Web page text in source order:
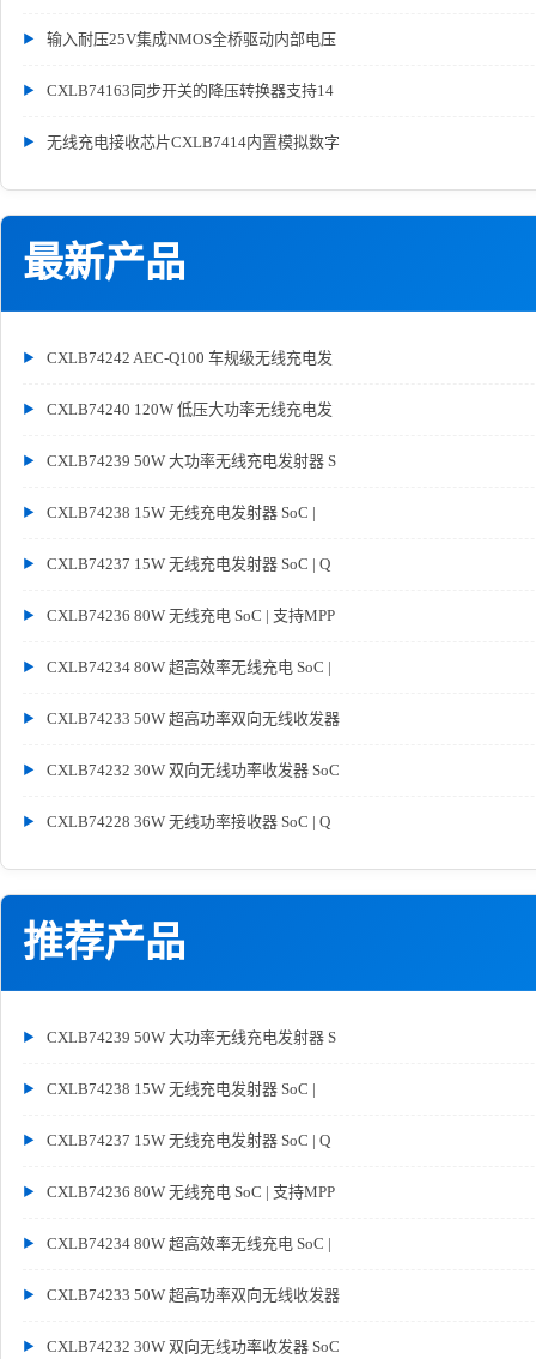
输入耐压25V集成NMOS全桥驱动内部电压
CXLB74163同步开关的降压转换器支持14
无线充电接收芯片CXLB7414内置模拟数字
最新产品
CXLB74242 AEC-Q100 车规级无线充电发
CXLB74240 120W 低压大功率无线充电发
CXLB74239 50W 大功率无线充电发射器 S
CXLB74238 15W 无线充电发射器 SoC |
CXLB74237 15W 无线充电发射器 SoC | Q
CXLB74236 80W 无线充电 SoC | 支持MPP
CXLB74234 80W 超高效率无线充电 SoC |
CXLB74233 50W 超高功率双向无线收发器
CXLB74232 30W 双向无线功率收发器 SoC
CXLB74228 36W 无线功率接收器 SoC | Q
推荐产品
CXLB74239 50W 大功率无线充电发射器 S
CXLB74238 15W 无线充电发射器 SoC |
CXLB74237 15W 无线充电发射器 SoC | Q
CXLB74236 80W 无线充电 SoC | 支持MPP
CXLB74234 80W 超高效率无线充电 SoC |
CXLB74233 50W 超高功率双向无线收发器
CXLB74232 30W 双向无线功率收发器 SoC